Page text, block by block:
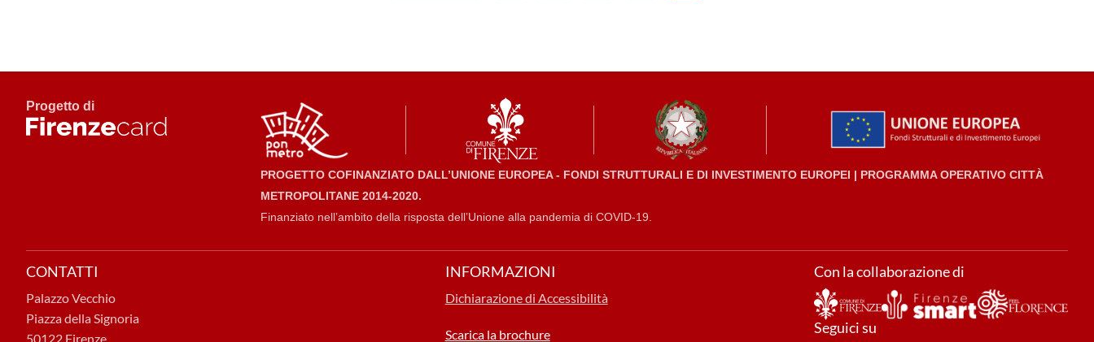
Progetto di
PROGETTO COFINANZIATO DALL’UNIONE EUROPEA - FONDI STRUTTURALI E DI INVESTIMENTO EUROPEI | PROGRAMMA OPERATIVO CITTÀ
METROPOLITANE 2014-2020.
Finanziato nell’ambito della risposta dell’Unione alla pandemia di COVID-19.
CONTATTI
Palazzo Vecchio
Piazza della Signoria
50122 Firenze
INFORMAZIONI
Dichiarazione di Accessibilità
Scarica la brochure
Con la collaborazione di
Seguici su